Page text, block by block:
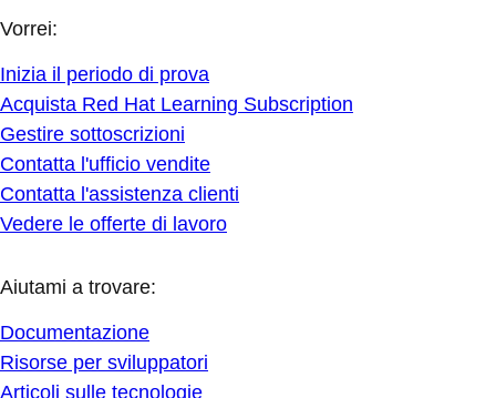
Vorrei:
Inizia il periodo di prova
Acquista Red Hat Learning Subscription
Gestire sottoscrizioni
Contatta l'ufficio vendite
Contatta l'assistenza clienti
Vedere le offerte di lavoro
Aiutami a trovare:
Documentazione
Risorse per sviluppatori
Articoli sulle tecnologie